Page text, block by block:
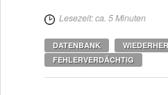
Lesezeit: ca. 5 Minuten
DATENBANK
FEHLERVERDÄCHTIG